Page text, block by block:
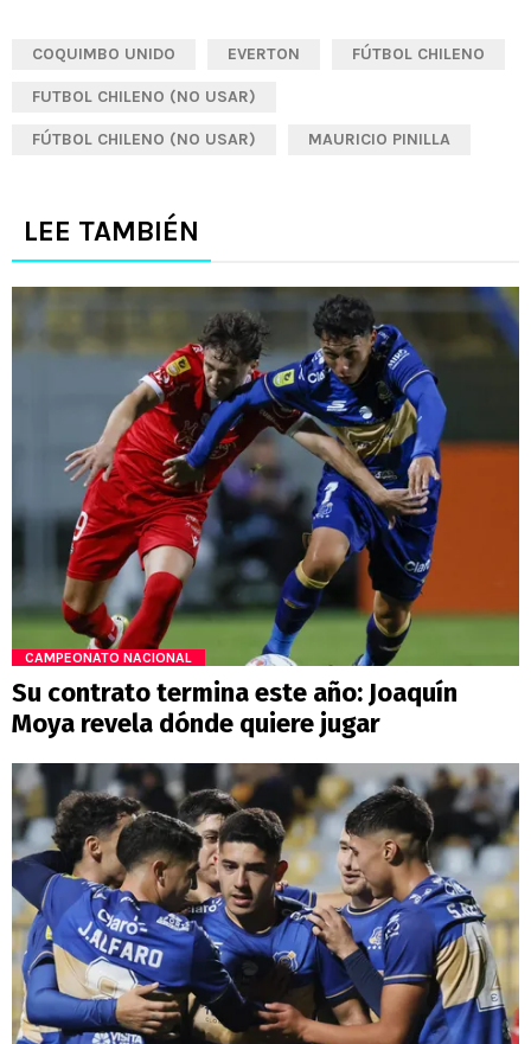
COQUIMBO UNIDO EVERTON FÚTBOL CHILENO
FUTBOL CHILENO (NO USAR)
FÚTBOL CHILENO (NO USAR) MAURICIO PINILLA
LEE TAMBIÉN
CAMPEONATO NACIONAL
Su contrato termina este año: Joaquín
Moya revela dónde quiere jugar